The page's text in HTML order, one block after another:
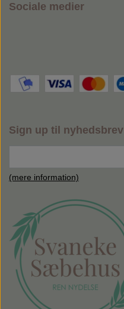
Sociale medier
Sign up til nyhedsbrev
(mere information)